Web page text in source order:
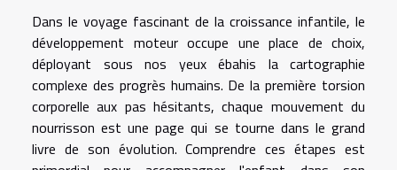
Dans le voyage fascinant de la croissance infantile, le
développement moteur occupe une place de choix,
déployant sous nos yeux ébahis la cartographie
complexe des progrès humains. De la première torsion
corporelle aux pas hésitants, chaque mouvement du
nourrisson est une page qui se tourne dans le grand
livre de son évolution. Comprendre ces étapes est